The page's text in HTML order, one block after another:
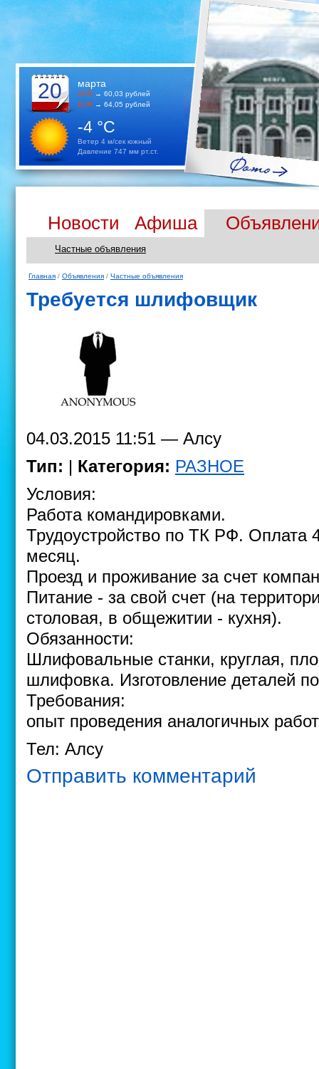
20 марта
USD → 60,03 рублей
EUR → 64,05 рублей
-4 °C
Ветер 4 м/сек южный
Давление 747 мм рт.ст.
Новости Афиша
Частные объявления
Главная / Объявления / Частные объявления
Требуется шлифовщик
04.03.2015 11:51 — Алсу
Тип: | Категория: РАЗНОЕ
Условия:
Работа командировками.
Трудоустройство по ТК РФ. Оплата
месяц.
Проезд и проживание за счет
Питание - за свой счет (на
столовая, в общежитии - кухня).
Обязанности:
Шлифовальные станки, круглая,
шлифовка. Изготовление деталей
Требования:
опыт проведения аналогичных
Тел: Алсу
Отправить комментарий